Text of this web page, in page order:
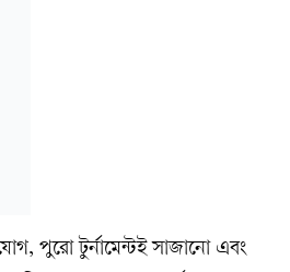
পুরো টুর্নামেন্টই সাজানো এবং